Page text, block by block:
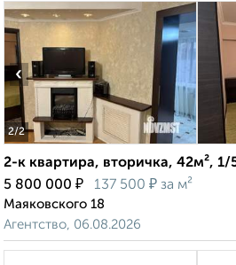
2/2
‹
2-к квартира, вторичка, 42м², 1/
5 800 000 ₽ 137 500 ₽ за м²
Маяковского 18
Агентство, 06.08.2026